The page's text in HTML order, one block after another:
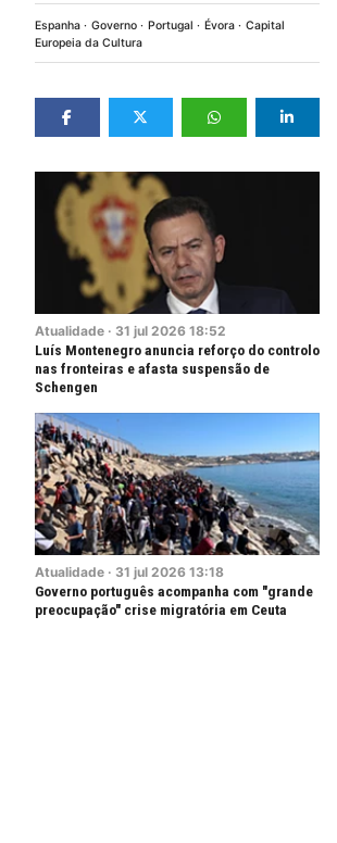
Espanha Governo Portugal Évora
Capital
Europeia da Cultura
Atualidade · 31 jul 2026 18:52
Luís Montenegro anuncia reforço do controlo
nas fronteiras e afasta suspensão de
Schengen
Atualidade · 31 jul 2026 13:18
Governo português acompanha com "grande
preocupação" crise migratória em Ceuta